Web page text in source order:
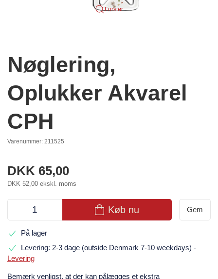
Forstør
Nøglering,
Oplukker Akvarel
CPH
Varenummer: 211525
DKK 65,00
DKK 52,00 ekskl. moms
Køb nu Gem
På lager
Levering: 2-3 dage (outside Denmark 7-10 weekdays) -
Levering
Bemærk venligst, at der kan pålægges et ekstra